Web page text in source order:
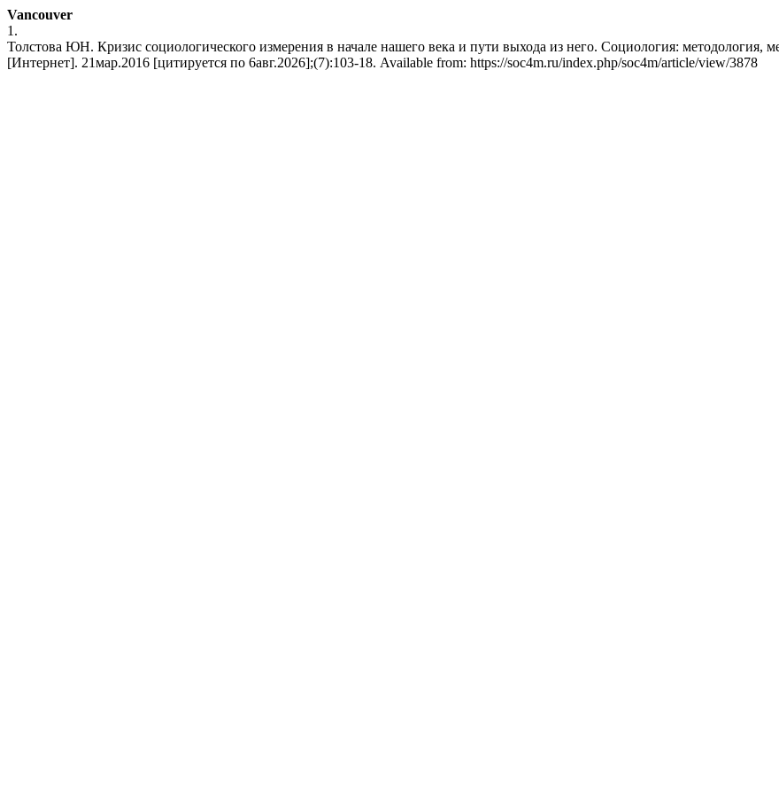
Vancouver
1.
Толстова ЮН. Кризис социологического измерения в начале нашего века и пути выхода из него. Социология: методология,
[Интернет]. 21мар.2016 [цитируется по 6авг.2026];(7):103-18. Available from: https://soc4m.ru/index.php/soc4m/article/view/3878